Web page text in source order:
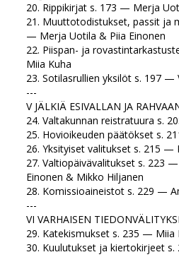
20. Rippikirjat s. 173 — Merja
21. Muuttotodistukset, passit ja
— Merja Uotila & Piia Einonen
22. Piispan- ja
Miia Kuha
23. Sotilasrullien yksilöt s. 197 —
---
V JÄLKIÄ ESIVALLAN JA
24. Valtakunnan reistratuura s.
25. Hovioikeuden päätökset s.
26. Yksityiset valitukset s. 215 —
27. Valtiopäivävalitukset s. 223
Einonen & Mikko Hiljanen
28. Komissioaineistot s. 229 —
---
VI VARHAISEN
29. Katekismukset s. 235 — Miia
30. Kuulutukset ja kiertokirjeet